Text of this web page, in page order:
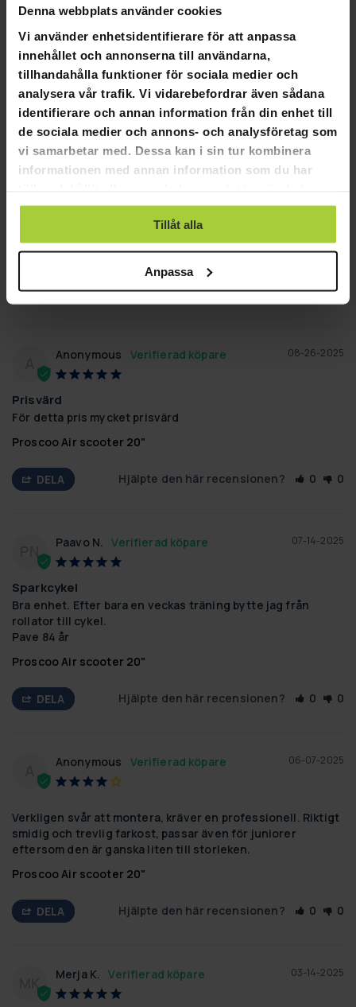
Denna webbplats använder cookies
Vi använder enhetsidentifierare för att anpassa
innehållet och annonserna till användarna,
tillhandahålla funktioner för sociala medier och
analysera vår trafik. Vi vidarebefordrar även sådana
identifierare och annan information från din enhet till
de sociala medier och annons- och analysföretag som
vi samarbetar med. Dessa kan i sin tur kombinera
informationen med annan information som du har
använt deras tjänster.
Tillåt alla
Anpassa
STÄLL EN FRÅGA
Recensioner Frågor
A
11-13-2025
Anonymous
Proscoo Air scooter 20"
DELA Hjälpte den här recensionen? 0 0
08-26-2025
Anonymous
Prisvärd
För detta pris mycket prisvärd
Proscoo Air scooter 20"
DELA Hjälpte den här recensionen? 0 0
PN
07-14-2025
Paavo N.
Sparkcykel
Bra enhet. Efter bara en veckas träning bytte jag från
rollator till cykel.
Pave 84 år
Proscoo Air scooter 20"
DELA Hjälpte den här recensionen? 0 0
06-07-2025
Anonymous
Verkligen svår att montera, kräver en professionell. Riktigt
smidig och trevlig farkost, passar även för juniorer
eftersom den är ganska liten till storleken.
Proscoo Air scooter 20"
DELA Hjälpte den här recensionen? 0 0
MK
03-14-2025
Merja K.